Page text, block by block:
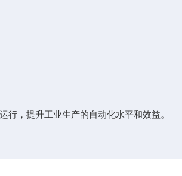
，提升工业生产的自动化水平和效益。